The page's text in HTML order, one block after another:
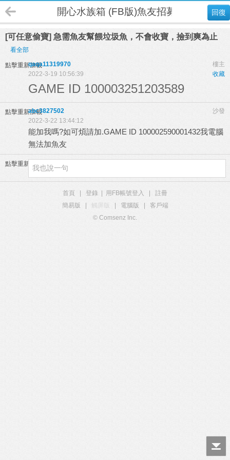
回復
開心水族箱 (FB版)魚友招募
[可任意偷寶] 急需魚友幫餵垃圾魚，不會收寶，撿到爽為止
看全部
點擊重新加載 樓主
qaqa11319970
收藏
2022-3-19 10:56:39
GAME ID 100003251203589
點擊重新加載 沙發
abc3827502
2022-3-22 13:44:12
能加我嗎?如可煩請加.GAME ID 100002590001432我電腦
無法加魚友
點擊重新加載
首頁 登錄 用FB帳號登入
註冊
簡易版
觸屏版 電腦版
客戶端
© Comsenz Inc.